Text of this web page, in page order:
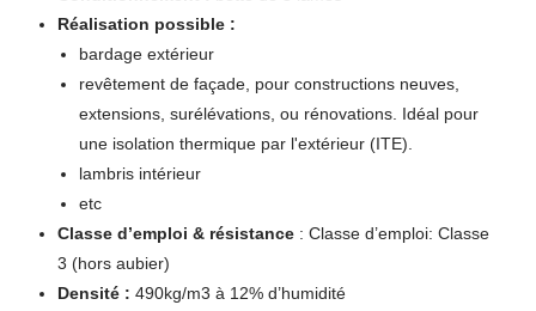
Réalisation possible :
bardage extérieur
revêtement de façade, pour constructions neuves,
extensions, surélévations, ou rénovations. Idéal pour
une isolation thermique par l'extérieur (ITE).
lambris intérieur
etc
Classe d’emploi & résistance : Classe d’emploi: Classe
3 (hors aubier)
Densité : 490kg/m3 à 12% d’humidité